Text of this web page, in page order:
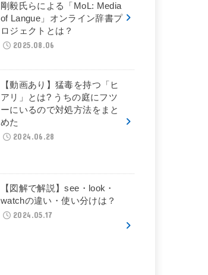
剛毅氏らによる「MoL: Media
of Langue」オンライン辞書プ
ロジェクトとは？
2025.08.06
【動画あり】猛毒を持つ「ヒ
アリ」とは? うちの庭にフツ
ーにいるので対処方法をまと
めた
2024.06.28
【図解で解説】see・look・
watchの違い・使い分けは？
2024.05.17